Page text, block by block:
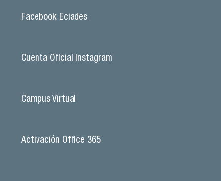
Facebook Eciades
Cuenta Oficial Instagram
Campus Virtual
Activación Office 365